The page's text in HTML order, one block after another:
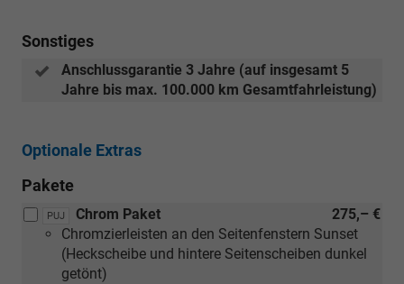
TSI
110
Sonstiges
Anschlussgarantie 3 Jahre (auf insgesamt 5
Jahre bis max. 100.000 km Gesamtfahrleistung)
Optionale Extras
Pakete
PUJ 275,– €
Chrom Paket
Chromzierleisten an den Seitenfenstern Sunset
(Heckscheibe und hintere Seitenscheiben dunkel
getönt)